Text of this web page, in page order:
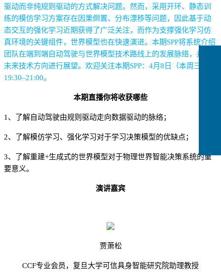
驱动而非纯规则驱动的方式解决问题。然而，采用开环、静态训
练的模仿学习方案存在因果倒置、分布漂移等问题，因此基于动
态交互的强化学习近期获得了广泛关注，而作为支撑强化学习仿
真环境的关键组件，世界模型也在快速演进。本期SPP将系统介绍
团队在端到端自动驾驶与世界模型技术路线上的发展脉络，并对
未来技术方向进行展望。欢迎关注本期SPP： 4月8 日（本周三）
19:30–21:00。
本期直播你将收获哪些
1、了解自动驾驶由规则驱动走向数据驱动的脉络；
2、了解模仿学习、强化学习对于学习决策模型的优缺点；
3、了解重建+生成式的世界模型对于物理世界智能决策系统的重
要意义。
演讲嘉宾
贾萧松
CCF专业会员， 复旦大学可信具身智能研究院助理教授